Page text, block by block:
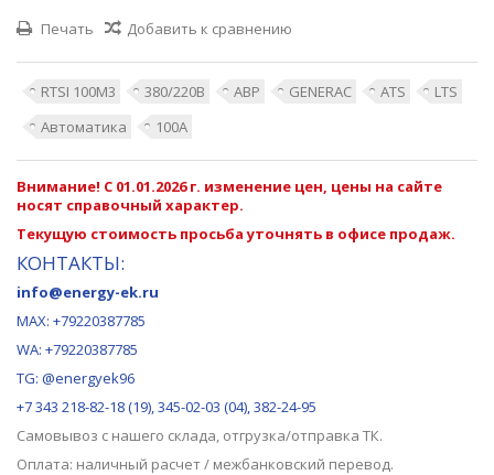
Печать Добавить к сравнению
RTSI 100M3 380/220В АВР GENERAC ATS
LTS
Автоматика
100А
Внимание! С 01.01.2026 г. изменение цен, цены на сайте
носят справочный характер.
Текущую стоимость просьба уточнять в офисе продаж.
КОНТАКТЫ:
info@energy-ek.ru
MAX: +79220387785
WA: +79220387785
TG: @energyek96
+7 343 218-82-18 (19), 345-02-03 (04), 382-24-95
Самовывоз с нашего склада, отгрузка/отправка ТК.
Оплата: наличный расчет / межбанковский перевод.